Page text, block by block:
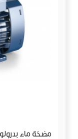
مضخة ماء بدرولو